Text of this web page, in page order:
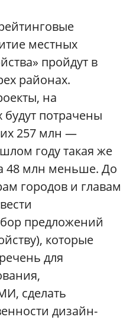
местных
пройдут в
районах.
на
потрачены
257 млн —
году такая же
48 млн меньше. До
городов и главам
предложений
которые
для
сделать
дизайн-